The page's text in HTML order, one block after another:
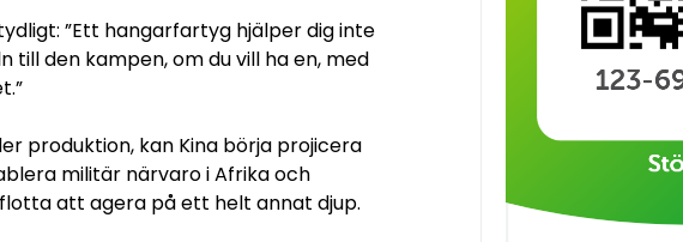
”Ett hangarfartyg hjälper dig inte
den kampen, om du vill ha en, med
produktion, kan Kina börja projicera
militär närvaro i Afrika och
att agera på ett helt annat djup.